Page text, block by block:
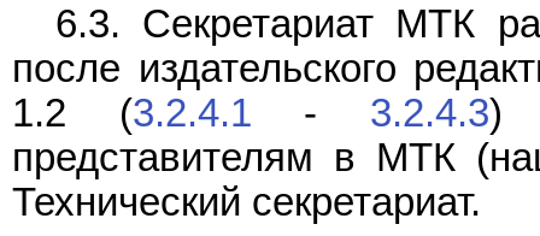
6.3. Секретариат МТК
после издательского
1.2 (3.2.4.1 - 3.2.4.3)
представителям в МТК
Технический секретариат.